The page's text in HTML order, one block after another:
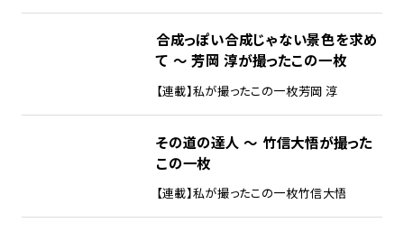
合成っぽい合成じゃない景色を求め
て ～ 芳岡 淳が撮ったこの一枚
【連載】私が撮ったこの一枚芳岡 淳
その道の達人 ～ 竹信大悟が撮った
この一枚
【連載】私が撮ったこの一枚竹信大悟